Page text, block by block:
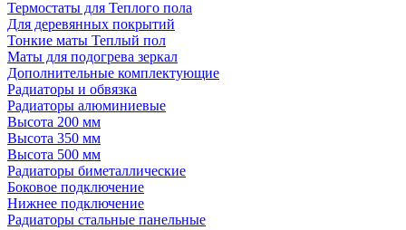
Термостаты для Теплого пола
Для деревянных покрытий
Тонкие маты Теплый пол
Маты для подогрева зеркал
Дополнительные комплектующие
Радиаторы и обвязка
Радиаторы алюминиевые
Высота 200 мм
Высота 350 мм
Высота 500 мм
Радиаторы биметаллические
Боковое подключение
Нижнее подключение
Радиаторы стальные панельные